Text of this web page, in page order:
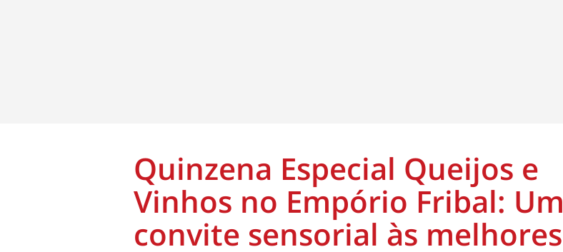
Quinzena Especial Queijos e
Vinhos no Empório Fribal: Um
convite sensorial às melhores